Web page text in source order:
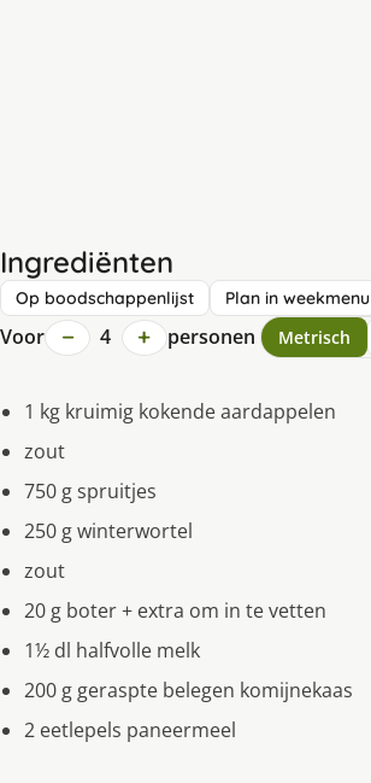
Ingrediënten
Op boodschappenlijst Plan in weekmenu
Voor − 4 + personen Metrisch
1 kg kruimig kokende aardappelen
zout
750 g spruitjes
250 g winterwortel
zout
20 g boter + extra om in te vetten
1½ dl halfvolle melk
200 g geraspte belegen komijnekaas
2 eetlepels paneermeel